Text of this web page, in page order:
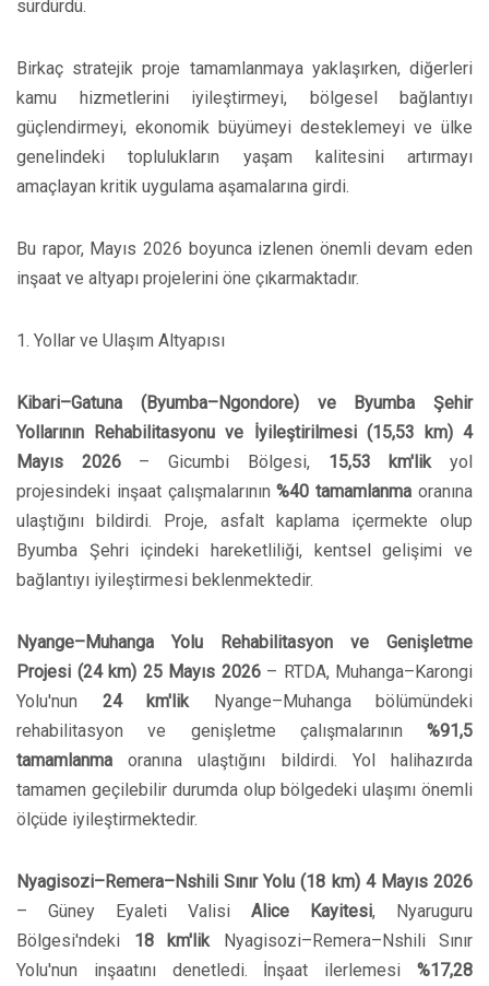
sürdürdü.
Birkaç stratejik proje tamamlanmaya yaklaşırken, diğerleri
kamu hizmetlerini iyileştirmeyi, bölgesel bağlantıyı
güçlendirmeyi, ekonomik büyümeyi desteklemeyi ve ülke
genelindeki toplulukların yaşam kalitesini artırmayı
amaçlayan kritik uygulama aşamalarına girdi.
Bu rapor, Mayıs 2026 boyunca izlenen önemli devam eden
inşaat ve altyapı projelerini öne çıkarmaktadır.
1. Yollar ve Ulaşım Altyapısı
Kibari–Gatuna (Byumba–Ngondore) ve Byumba Şehir
Yollarının Rehabilitasyonu ve İyileştirilmesi (15,53 km) 4
Mayıs 2026– Gicumbi Bölgesi, 15,53 km'lik yol
projesindeki inşaat çalışmalarının%40 tamamlanma oranına
ulaştığını bildirdi. Proje, asfalt kaplama içermekte olup
Byumba Şehri içindeki hareketliliği, kentsel gelişimi ve
bağlantıyı iyileştirmesi beklenmektedir.
Nyange–Muhanga Yolu Rehabilitasyon ve Genişletme
Projesi (24 km) 25 Mayıs 2026– RTDA, Muhanga–Karongi
Yolu'nun 24 km'lik Nyange–Muhanga bölümündeki
rehabilitasyon ve genişletme çalışmalarının %91,5
tamamlanma oranına ulaştığını bildirdi. Yol halihazırda
tamamen geçilebilir durumda olup bölgedeki ulaşımı önemli
ölçüde iyileştirmektedir.
Nyagisozi–Remera–Nshili Sınır Yolu (18 km) 4 Mayıs 2026
– Güney Eyaleti Valisi Alice Kayitesi, Nyaruguru
Bölgesi'ndeki 18 km'lik Nyagisozi–Remera–Nshili Sınır
Yolu'nun inşaatını denetledi. İnşaat ilerlemesi %17,28